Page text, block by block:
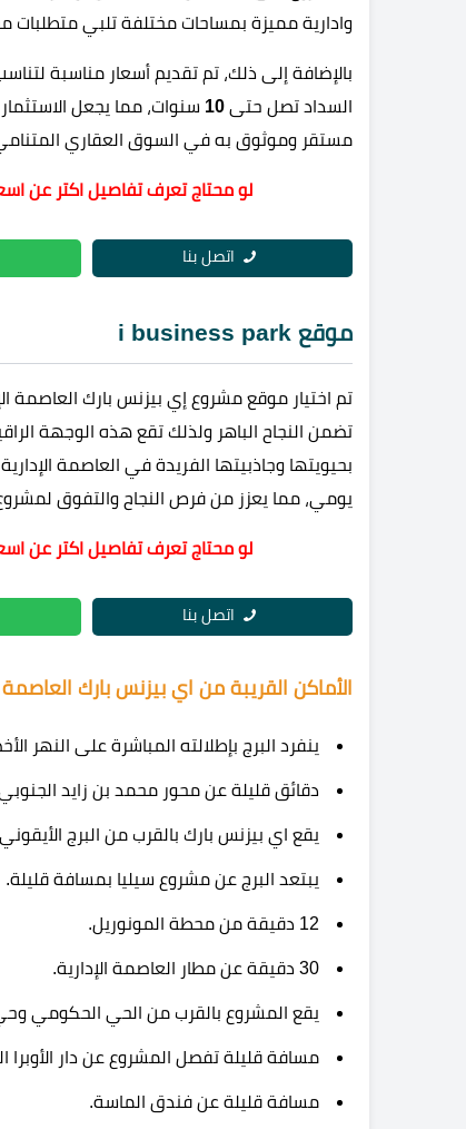
وادارية مميزة بمساحات مختلفة تلبي متطلبات
بالإضافة إلى ذلك، تم تقديم أسعار مناسبة
السداد تصل حتى 10 سنوات، مما يجعل
مستقر وموثوق به في السوق العقاري
لو محتاج تعرف تفاصيل اكتر عن
اتصل بنا
موقع i business park
تم اختيار موقع مشروع إي بيزنس بارك العاصمة
تضمن النجاح الباهر ولذلك تقع هذه الوجهة
بحيويتها وجاذبيتها الفريدة في العاصمة
يومي، مما يعزز من فرص النجاح والتفوق
لو محتاج تعرف تفاصيل اكتر عن
اتصل بنا
الأماكن القريبة من اي بيزنس بارك العاصمة
ينفرد البرج بإطلالته المباشرة على النهر
دقائق قليلة عن محور محمد بن زايد
يقع اي بيزنس بارك بالقرب من البرج
يبتعد البرج عن مشروع سيليا بمسافة قليلة.
12 دقيقة من محطة المونوريل.
30 دقيقة عن مطار العاصمة الإدارية.
يقع المشروع بالقرب من الحي الحكومي وحي
مسافة قليلة تفصل المشروع عن دار الأوبرا
مسافة قليلة عن فندق الماسة.